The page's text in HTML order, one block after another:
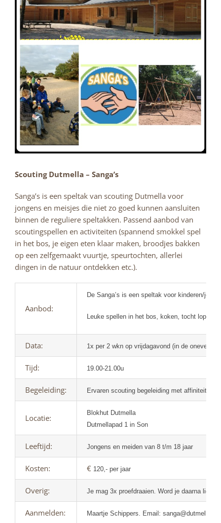
Scouting Dutmella – Sanga’s
Sanga’s is een speltak van scouting Dutmella voor
jongens en meisjes die niet zo goed kunnen aansluiten
binnen de reguliere speltakken. Passend aanbod van
scoutingspellen en activiteiten (spannend smokkel spel
in het bos, je eigen eten klaar maken, broodjes bakken
op een zelfgemaakt vuurtje, speurtochten, allerlei
dingen in de natuur ontdekken etc.).
Aanbod:
De Sanga’s is een speltak voor kinderen/
Leuke spellen in het bos, koken, tocht lopen
Data: 1x per 2 wkn op vrijdagavond (in de oneven
Tijd: 19.00-21.00u
Begeleiding: Ervaren scouting begeleiding met affiniteit met
Locatie:
Blokhut Dutmella
Dutmellapad 1 in Son
Leeftijd: Jongens en meiden van 8 t/m 18 jaar
Kosten: € 120,- per jaar
Overig: Je mag 3x proefdraaien. Word je daarna lid,
Aanmelden: Maartje Schippers. Email: sanga@dutmella.nl